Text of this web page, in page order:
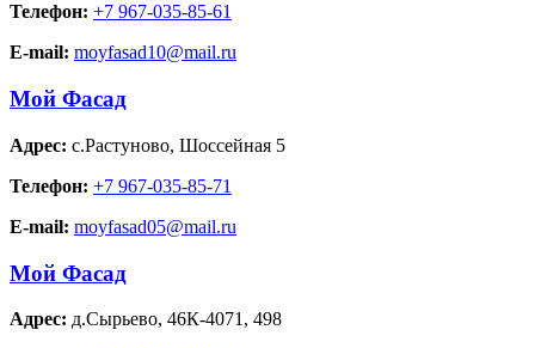
Телефон: +7 967-035-85-61
E-mail: moyfasad10@mail.ru
Мой Фасад
Адрес: с.Растуново, Шоссейная 5
Телефон: +7 967-035-85-71
E-mail: moyfasad05@mail.ru
Мой Фасад
Адрес: д.Сырьево, 46К-4071, 498